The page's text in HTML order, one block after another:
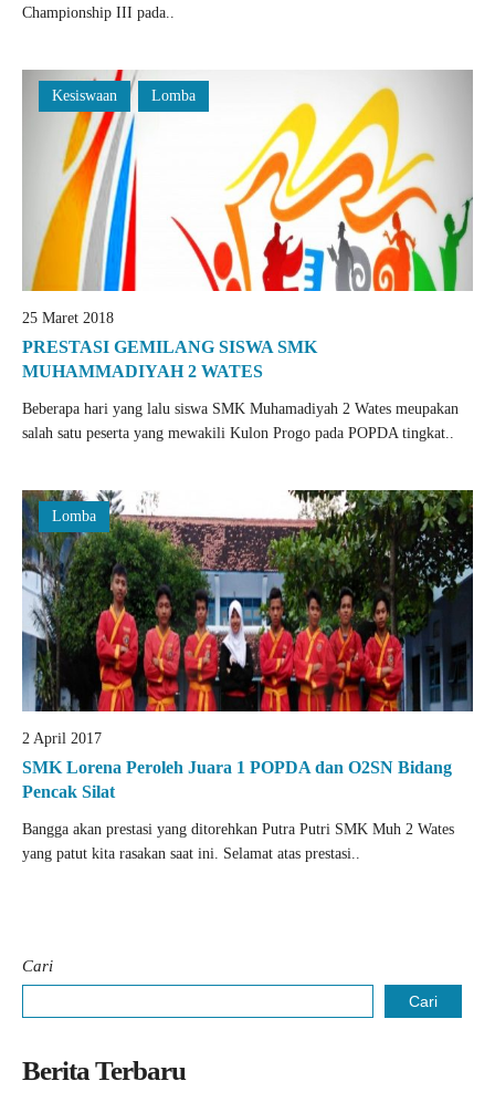
Championship III pada..
Kesiswaan Lomba
25 Maret 2018
PRESTASI GEMILANG SISWA SMK
MUHAMMADIYAH 2 WATES
Beberapa hari yang lalu siswa SMK Muhamadiyah 2 Wates meupakan
salah satu peserta yang mewakili Kulon Progo pada POPDA tingkat..
Lomba
2 April 2017
SMK Lorena Peroleh Juara 1 POPDA dan O2SN Bidang
Pencak Silat
Bangga akan prestasi yang ditorehkan Putra Putri SMK Muh 2 Wates
yang patut kita rasakan saat ini. Selamat atas prestasi..
Cari
Cari
Berita Terbaru